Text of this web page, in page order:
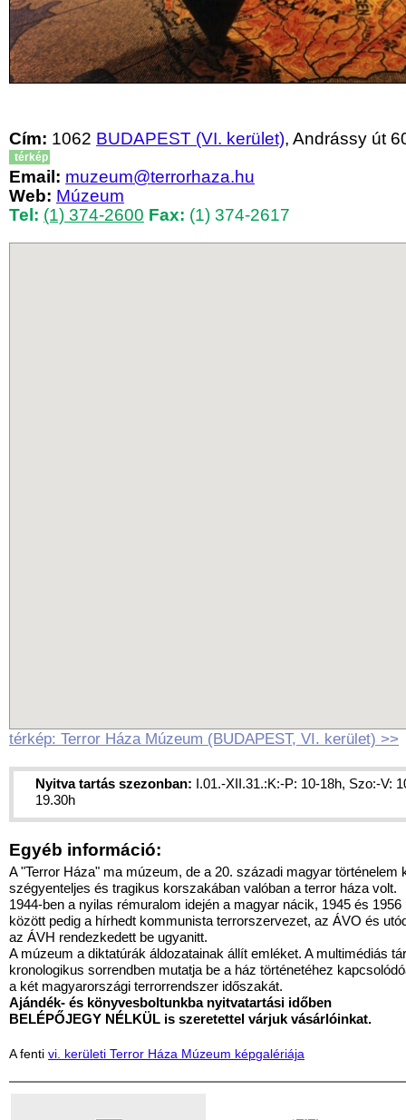
Cím: 1062 BUDAPEST (VI. kerület), Andrássy út
térkép
Email: muzeum@terrorhaza.hu
Web: Múzeum
Tel: (1) 374-2600 Fax: (1) 374-2617
térkép: Terror Háza Múzeum (BUDAPEST, VI. kerület) >>
Nyitva tartás szezonban:
I.01.-XII.31.:K:-P: 10-18h, Szo:-V:
19.30h
Egyéb információ:
A "Terror Háza" ma múzeum, de a 20. századi magyar történelem
szégyenteljes és tragikus korszakában valóban a terror háza volt.
1944-ben a nyilas rémuralom idején a magyar nácik, 1945 és 1956
között pedig a hírhedt kommunista terrorszervezet, az ÁVO és
az ÁVH rendezkedett be ugyanitt.
A múzeum a diktatúrák áldozatainak állít emléket. A multimédiás
kronologikus sorrendben mutatja be a ház történetéhez
a két magyarországi terrorrendszer időszakát.
Ajándék- és könyvesboltunkba nyitvatartási időben
BELÉPŐJEGY NÉLKÜL is szeretettel várjuk vásárlóinkat.
A fenti vi. kerületi Terror Háza Múzeum képgalériája